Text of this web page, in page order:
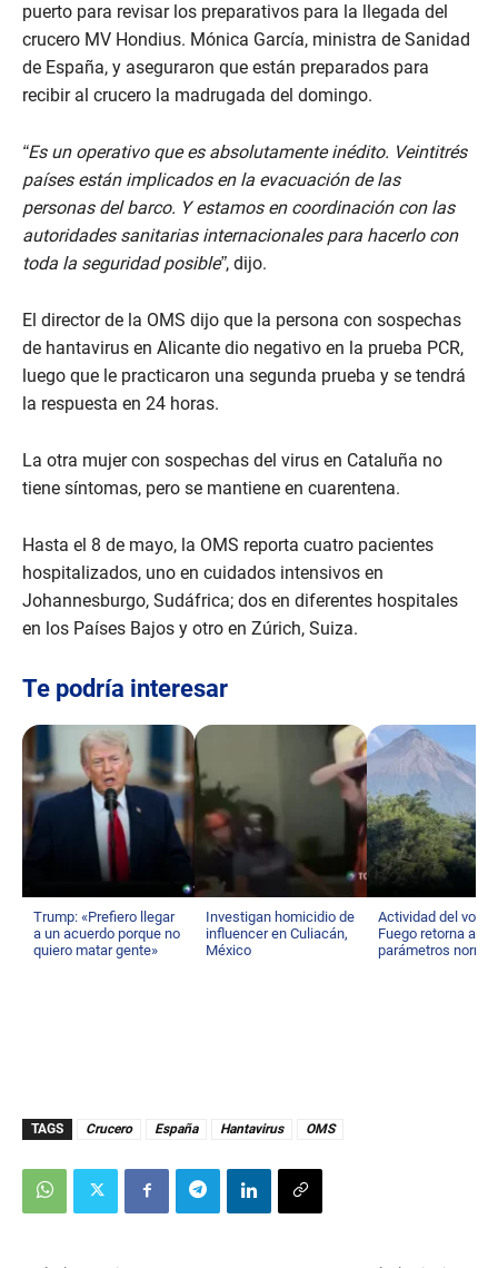
puerto para revisar los preparativos para la llegada del
crucero MV Hondius. Mónica García, ministra de Sanidad
de España, y aseguraron que están preparados para
recibir al crucero la madrugada del domingo.
“Es un operativo que es absolutamente inédito. Veintitrés
países están implicados en la evacuación de las
personas del barco. Y estamos en coordinación con las
autoridades sanitarias internacionales para hacerlo con
toda la seguridad posible”, dijo.
El director de la OMS dijo que la persona con sospechas
de hantavirus en Alicante dio negativo en la prueba PCR,
luego que le practicaron una segunda prueba y se tendrá
la respuesta en 24 horas.
La otra mujer con sospechas del virus en Cataluña no
tiene síntomas, pero se mantiene en cuarentena.
Hasta el 8 de mayo, la OMS reporta cuatro pacientes
hospitalizados, uno en cuidados intensivos en
Johannesburgo, Sudáfrica; dos en diferentes hospitales
en los Países Bajos y otro en Zúrich, Suiza.
Te podría interesar
Trump: «Prefiero llegar
a un acuerdo porque no
quiero matar gente»
Investigan homicidio de
influencer en Culiacán,
México
Actividad del
Fuego retorna a
parámetros
TAGS Crucero España Hantavirus OMS